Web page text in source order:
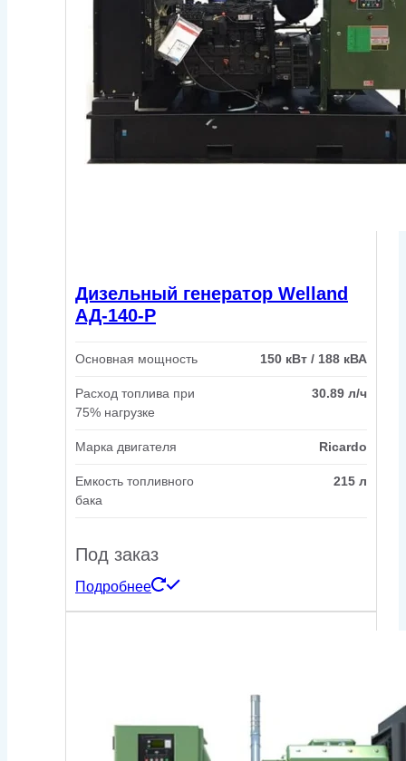
Дизельный генератор Welland
АД-140-Р
Основная мощность 150 кВт / 188 кВА
Расход топлива при
75% нагрузке
30.89 л/ч
Марка двигателя Ricardo
Емкость топливного
бака
215 л
Под заказ
Подробнее